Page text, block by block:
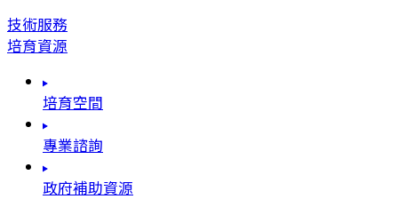
技術服務
培育資源
培育空間
專業諮詢
政府補助資源